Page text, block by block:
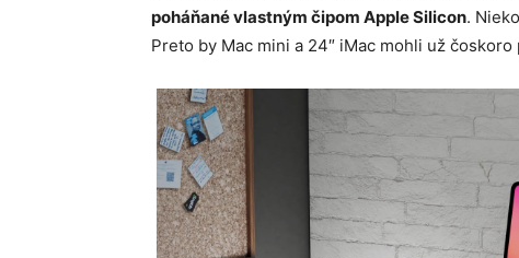
poháňané vlastným čipom Apple Silicon.
Preto by Mac mini a 24″ iMac mohli už